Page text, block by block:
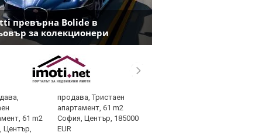
превърна Bolide в
за колекционери
продава, Тристаен
апартамент, 61 m2
София, Център, 185000
EUR